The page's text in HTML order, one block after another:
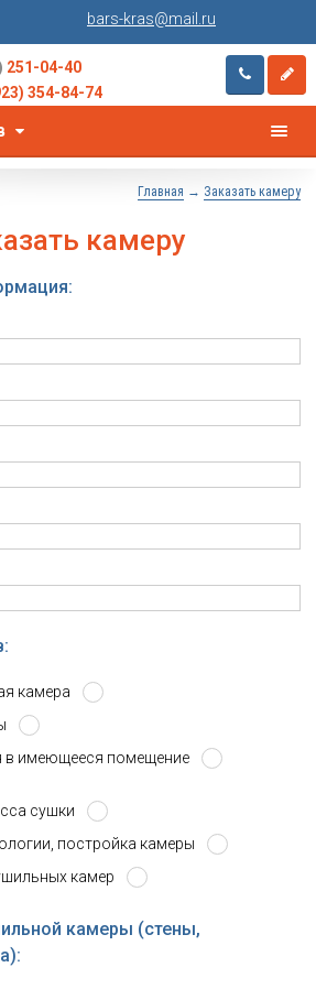
bars-kras@mail.ru
251-04-40
354-84-74
Главная → Заказать камеру
камеру
камера
в имеющееся помещение
сушки
постройка камеры
камер
камеры (стены,